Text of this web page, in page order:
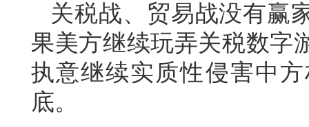
关税战、贸易战没有赢
果美方继续玩弄关税数字
执意继续实质性侵害中
底。